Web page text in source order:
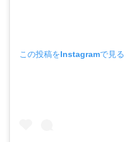
この投稿をInstagramで見る